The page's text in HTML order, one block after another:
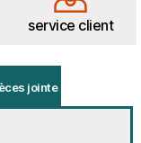
service client
jointe